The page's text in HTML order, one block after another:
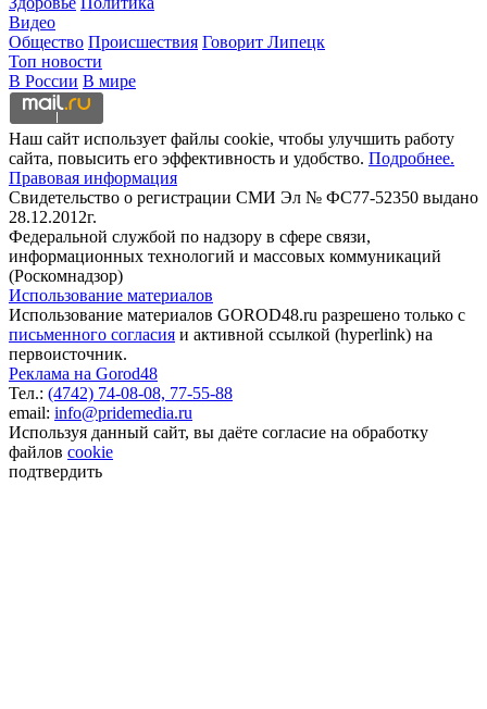
Видео
Общество Происшествия Говорит Липецк
Топ новости
В России В мире
Наш сайт использует файлы cookie, чтобы улучшить работу
сайта, повысить его эффективность и удобство. Подробнее.
Правовая информация
Свидетельство о регистрации СМИ Эл № ФС77-52350 выдано
28.12.2012г.
Федеральной службой по надзору в сфере связи,
информационных технологий и массовых коммуникаций
(Роскомнадзор)
Использование материалов
Использование материалов GOROD48.ru разрешено только с
письменного согласия и активной ссылкой (hyperlink) на
первоисточник.
Реклама на Gorod48
Тел.: (4742) 74-08-08, 77-55-88
email: info@pridemedia.ru
Используя данный сайт, вы даёте согласие на обработку
файлов cookie
подтвердить